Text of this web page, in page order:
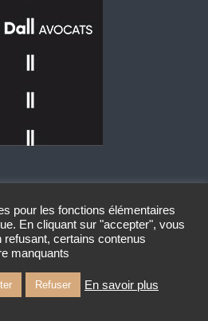
du cabinet
Accueil
A propos
d'intervention
pour les fonctions élémentaires
En cliquant sur "accepter", vous
certains contenus
manquants
Refuser En savoir plus